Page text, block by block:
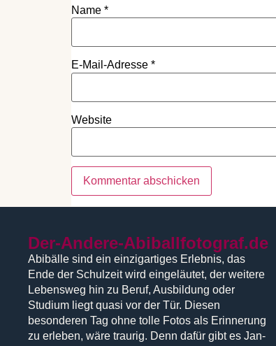
Name *
E-Mail-Adresse *
Website
Der-Andere-Abiballfotograf.de
Abibälle sind ein einzigartiges Erlebnis, das
Ende der Schulzeit wird eingeläutet, der weitere
Lebensweg hin zu Beruf, Ausbildung oder
Studium liegt quasi vor der Tür. Diesen
besonderen Tag ohne tolle Fotos als Erinnerung
zu erleben, wäre traurig. Denn dafür gibt es Jan-